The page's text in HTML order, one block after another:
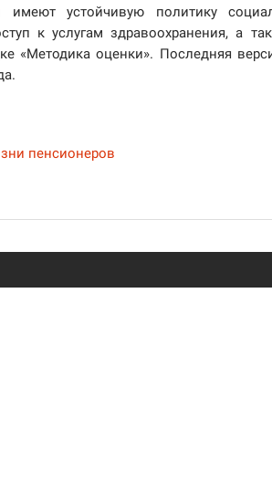
устойчивую политику
к услугам здравоохранения, а
«Методика оценки». Последняя
пенсионеров